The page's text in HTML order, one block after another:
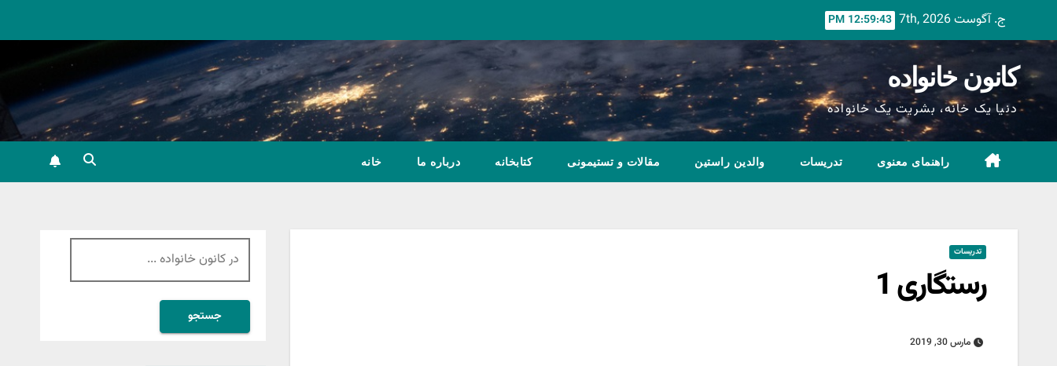
ج. آگوست 7th, 2026 12:59:44 PM
کانون خانواده
دنیا یک خانه، بشریت یک خانواده
راهنمای معنوی تدریسات والدین راستین مقالات و تستیمونی کتابخانه درباره ما خانه
تدریسات
رستگاری 1
مارس 30, 2019
جستجو
برای: